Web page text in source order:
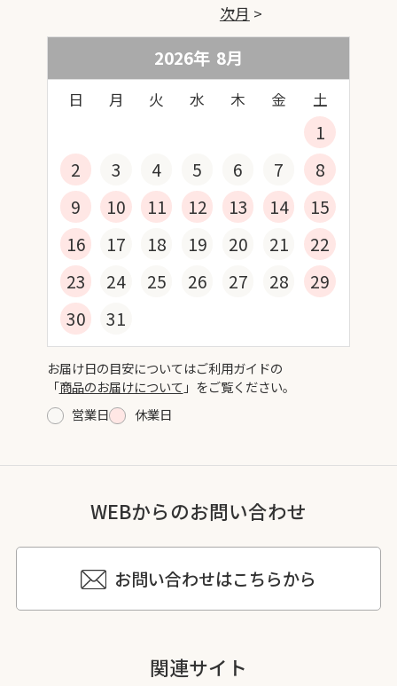
2026年 8月
日 月 火 水 木 金 土
1
2
3 4 5 6 7
8
9
10 11 12 13 14
15
16
17 18 19 20 21
22
23
24 25 26 27 28
29
30
31
次月
お届け日の目安についてはご利用ガイドの
「商品のお届けについて 」をご覧ください。
営業日
休業日
WEBからのお問い合わせ
お問い合わせはこちらから
関連サイト